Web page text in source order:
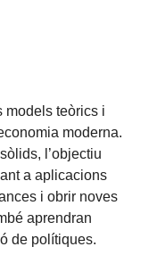
models teòrics i
moderna.
l’objectiu
a aplicacions
i obrir noves
aprendran
de polítiques.